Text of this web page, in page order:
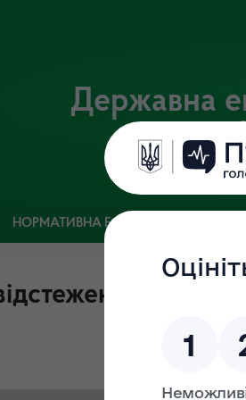
Державна
Офіційний веб-
НОРМАТИВНА БАЗА